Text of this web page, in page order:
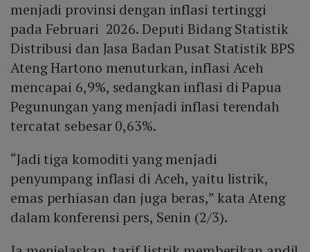
menjadi provinsi dengan inflasi tertinggi
pada Februari 2026. Deputi Bidang Statistik
Distribusi dan Jasa Badan Pusat Statistik BPS
Ateng Hartono menuturkan, inflasi Aceh
mencapai 6,9%, sedangkan inflasi di Papua
Pegunungan yang menjadi inflasi terendah
tercatat sebesar 0,63%.
“Jadi tiga komoditi yang menjadi
penyumpang inflasi di Aceh, yaitu listrik,
emas perhiasan dan juga beras,” kata Ateng
dalam konferensi pers, Senin (2/3).